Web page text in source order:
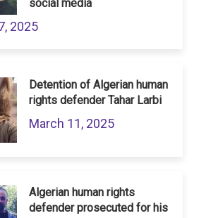
social media
2025
Detention of Algerian human
rights defender Tahar Larbi
March 11, 2025
Algerian human rights
defender prosecuted for his